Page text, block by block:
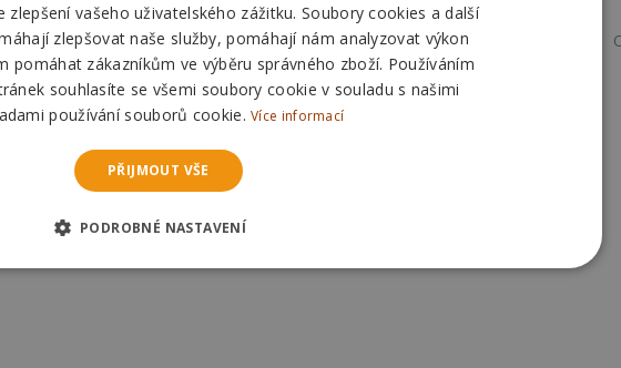
Skladem
Odešlemepozítří
zlepšení vašeho uživatelského zážitku. Soubory cookies a další
zlepšovat naše služby, pomáhají nám analyzovat výkon
pomáhat zákazníkům ve výběru správného zboží. Používáním
souhlasíte se všemi soubory cookie v souladu s našimi
používání souborů cookie.Více informací
PŘIJMOUT VŠE
PODROBNÉ NASTAVENÍ